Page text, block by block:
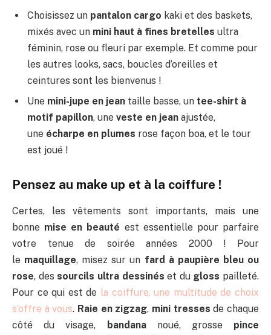
Choisissez un pantalon cargo kaki et des baskets,
mixés avec un mini haut à fines bretelles ultra
féminin, rose ou fleuri par exemple. Et comme pour
les autres looks, sacs, boucles d’oreilles et
ceintures sont les bienvenus !
Une mini-jupe en jean taille basse, un tee-shirt à
motif papillon, une veste en jean ajustée,
une écharpe en plumes rose façon boa, et le tour
est joué !
Pensez au make up et à la coiffure !
Certes, les vêtements sont importants, mais une
bonne mise en beauté est essentielle pour parfaire
votre tenue de soirée années 2000 ! Pour
le maquillage, misez sur un fard à paupière bleu ou
rose, dessourcils ultra dessinés et du gloss pailleté.
Pour ce qui est de la coiffure, une multitude de choix
s’offre à vous. Raie en zigzag, mini tresses de chaque
côté du visage,
bandananoué, grosse pince